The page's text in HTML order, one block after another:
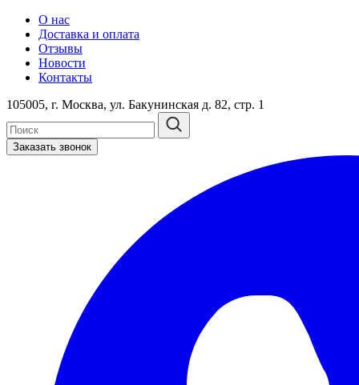
О нас
Доставка и оплата
Отзывы
Новости
Контакты
105005, г. Москва, ул. Бакунинская д. 82, стр. 1
Заказать звонок